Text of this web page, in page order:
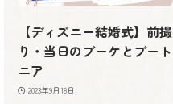
【ディズニー結婚式】前撮
り・当日のブーケとブート
ニア
2023年9月18日